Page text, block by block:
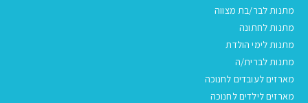
מתנות לבר/בת מצווה
מתנות לחתונה
מתנות לימי הולדת
מתנות לברית/ה
מארזים לעובדים לחנוכה
מארזים לילדים לחנוכה